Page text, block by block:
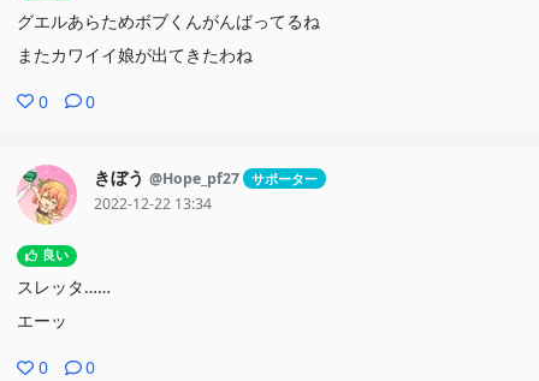
グエルあらためボブくんがんばってるね
またカワイイ娘が出てきたわね
0 0
きぼう @Hope_pf27 サポーター
2022-12-22 13:34
良い
スレッタ……
エーッ
0 0